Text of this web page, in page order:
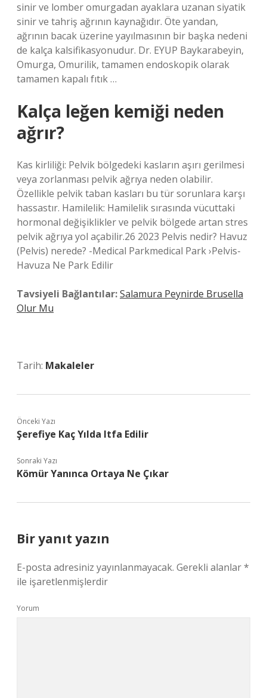
sinir ve lomber omurgadan ayaklara uzanan siyatik
sinir ve tahriş ağrının kaynağıdır. Öte yandan,
ağrının bacak üzerine yayılmasının bir başka nedeni
de kalça kalsifikasyonudur. Dr. EYUP Baykarabeyin,
Omurga, Omurilik, tamamen endoskopik olarak
tamamen kapalı fıtık …
Kalça leğen kemiği neden
ağrır?
Kas kirliliği: Pelvik bölgedeki kasların aşırı gerilmesi
veya zorlanması pelvik ağrıya neden olabilir.
Özellikle pelvik taban kasları bu tür sorunlara karşı
hassastır. Hamilelik: Hamilelik sırasında vücuttaki
hormonal değişiklikler ve pelvik bölgede artan stres
pelvik ağrıya yol açabilir.26 2023 Pelvis nedir? Havuz
(Pelvis) nerede? -Medical Parkmedical Park ›Pelvis-
Havuza Ne Park Edilir
Tavsiyeli Bağlantılar:Salamura Peynirde Brusella
Olur Mu
Tarih: Makaleler
Önceki Yazı
Şerefiye Kaç Yılda Itfa Edilir
Sonraki Yazı
Kömür Yanınca Ortaya Ne Çıkar
Bir yanıt yazın
E-posta adresiniz yayınlanmayacak. Gerekli alanlar*
ile işaretlenmişlerdir
Yorum